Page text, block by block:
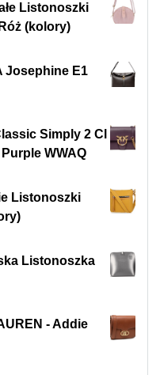
Listonoszki
(kolory)
Josephine E1
Simply 2 Cl
WWAQ
Listonoszki
Listonoszka
- Addie